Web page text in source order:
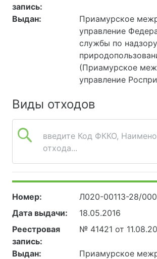
запись:
Выдан:
Приамурское
управление
службы по
(Приамурское
управление
Виды отходов
введите Код ФККО,
отхода...
Номер:
Л020-00113-28/
Дата выдачи:
18.05.2016
Реестровая
запись:
№ 41421 от
Выдан:
Приамурское